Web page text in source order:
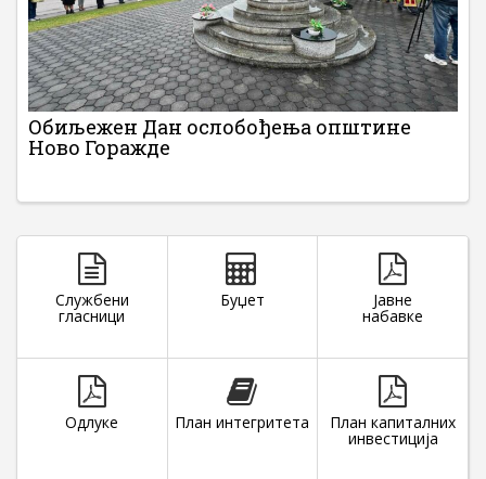
Обиљежен Дан ослобођења општине
Ново Горажде
Службени
гласници
Буџет Јавне
набавке
Одлуке План интегритета План капиталних
инвестиција